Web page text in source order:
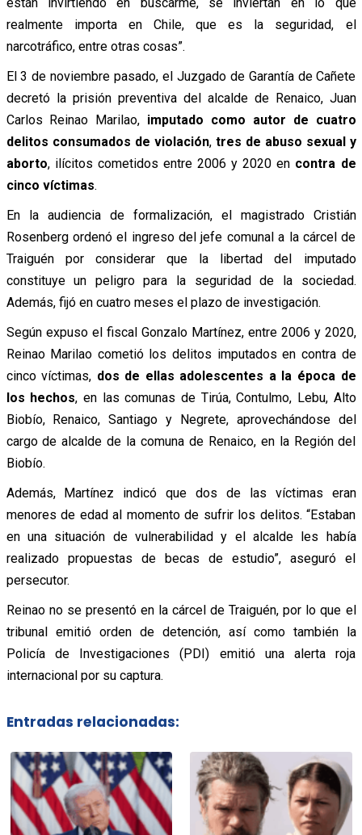
realmente importa en Chile, que es la seguridad, el
narcotráfico, entre otras cosas”.
El 3 de noviembre pasado, el Juzgado de Garantía de Cañete
decretó la prisión preventiva del alcalde de Renaico, Juan
Carlos Reinao Marilao, imputado como autor de cuatro
delitos consumados de violación, tres de abuso sexual y
aborto, ilícitos cometidos entre 2006 y 2020 en contra de
cinco víctimas.
En la audiencia de formalización, el magistrado Cristián
Rosenberg ordenó el ingreso del jefe comunal a la cárcel de
Traiguén por considerar que la libertad del imputado
constituye un peligro para la seguridad de la sociedad.
Además, fijó en cuatro meses el plazo de investigación.
Según expuso el fiscal Gonzalo Martínez, entre 2006 y 2020,
Reinao Marilao cometió los delitos imputados en contra de
cinco víctimas, dos de ellas adolescentes a la época de
los hechos, en las comunas de Tirúa, Contulmo, Lebu, Alto
Biobío, Renaico, Santiago y Negrete, aprovechándose del
cargo de alcalde de la comuna de Renaico, en la Región del
Biobío.
Además, Martínez indicó que dos de las víctimas eran
menores de edad al momento de sufrir los delitos. “Estaban
en una situación de vulnerabilidad y el alcalde les había
realizado propuestas de becas de estudio”, aseguró el
persecutor.
Reinao no se presentó en la cárcel de Traiguén, por lo que el
tribunal emitió orden de detención, así como también la
Policía de Investigaciones (PDI) emitió una alerta roja
internacional por su captura.
Entradas relacionadas: